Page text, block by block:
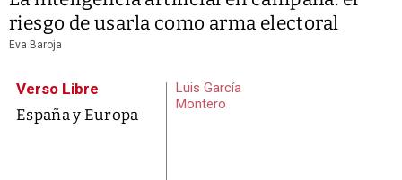
riesgo de usarla como arma electoral
Eva Baroja
Verso Libre
España y Europa
Luis García
Montero